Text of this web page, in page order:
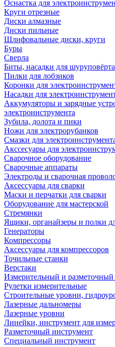
Оснастка для
Круги отрезные
Диски алмазные
Диски пильные
Шлифовальные диски, круги
Буры
Сверла
Биты, насадки для шуруповёрта
Пилки для лобзиков
Коронки для
Насадки для
Аккумуляторы и зарядные
электроинструмента
Зубила, долота и пики
Ножи для электрорубанков
Смазки для
Акссесуары для
Сварочное оборудование
Сварочные аппараты
Электроды и сварочная
Аксессуары для сварки
Маски и перчатки для сварки
Оборудование для мастерской
Стремянки
Ящики, органайзеры и полки
Генераторы
Компрессоры
Аксессуары для компрессоров
Точильные станки
Верстаки
Измерительный и разметочный
Рулетки измерительные
Строительные уровни,
Лазерные дальномеры
Лазерные уровни
Линейки, инструмент для
Разметочный инструмент
Специальный инструмент